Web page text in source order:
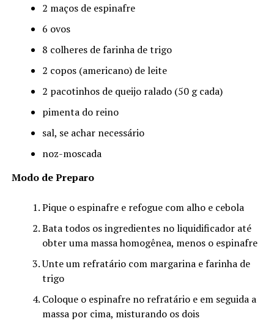
2 maços de espinafre
6 ovos
8 colheres de farinha de trigo
2 copos (americano) de leite
2 pacotinhos de queijo ralado (50 g cada)
pimenta do reino
sal, se achar necessário
noz-moscada
Modo de Preparo
Pique o espinafre e refogue com alho e cebola
Bata todos os ingredientes no liquidificador até
obter uma massa homogênea, menos o espinafre
Unte um refratário com margarina e farinha de
trigo
Coloque o espinafre no refratário e em seguida a
massa por cima, misturando os dois